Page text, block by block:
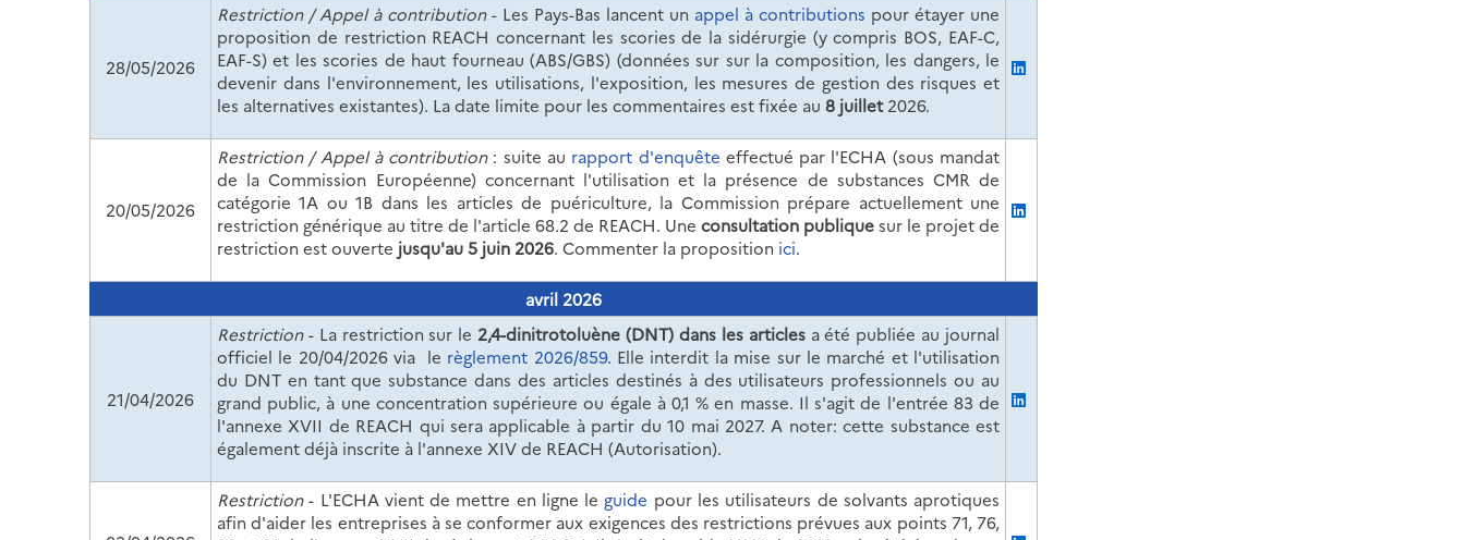
28/05/2026
Restriction / Appel à contribution- Les Pays-Bas lancent un appel à contributions pour étayer une
proposition de restriction REACH concernant les scories de la sidérurgie (y compris BOS, EAF-C,
EAF-S) et les scories de haut fourneau (ABS/GBS) (données sur sur la composition, les dangers, le
devenir dans l'environnement, les utilisations, l'exposition, les mesures de gestion des risques et
les alternatives existantes). La date limite pour les commentaires est fixée au 8 juillet2026.
20/05/2026
Restriction / Appel à contribution: suite au rapport d'enquête effectué par l'ECHA (sous mandat
de la Commission Européenne) concernant l'utilisation et la présence de substances CMR de
catégorie 1A ou 1B dans les articles de puériculture, la Commission prépare actuellement une
restriction générique au titre de l'article 68.2 de REACH. Une consultation publiquesur le projet de
restriction est ouverte jusqu'au 5 juin 2026. Commenter la proposition ici.
avril 2026
21/04/2026
Restriction- La restriction sur le 2,4-dinitrotoluène (DNT) dans les articles a été publiée au journal
officiel le 20/04/2026 via le règlement 2026/859. Elle interdit la mise sur le marché et l'utilisation
du DNT en tant que substance dans des articles destinés à des utilisateurs professionnels ou au
grand public, à une concentration supérieure ou égale à 0,1 % en masse. Il s'agit de l'entrée 83 de
l'annexe XVII de REACH qui sera applicable à partir du 10 mai 2027. A noter: cette substance est
également déjà inscrite à l'annexe XIV de REACH (Autorisation).
Restriction- L'ECHA vient de mettre en ligne le guide pour les utilisateurs de solvants aprotiques
afin d'aider les entreprises à se conformer aux exigences des restrictions prévues aux points 71, 76,